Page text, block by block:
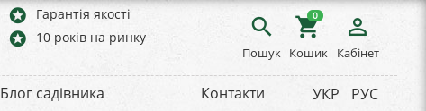
stars Гарантія якості
stars 10 років на ринку search
Пошук
shopping_cart
0
Кошик
person_outline
Кабінет
Блог садівника Контакти УКР РУС